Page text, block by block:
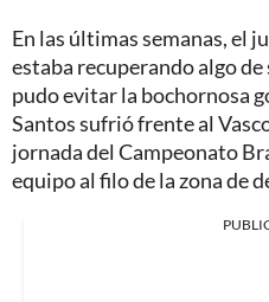
En las últimas semanas, el
estaba recuperando algo
pudo evitar la bochornosa
Santos sufrió frente al
jornada del Campeonato
equipo al filo de la zona de